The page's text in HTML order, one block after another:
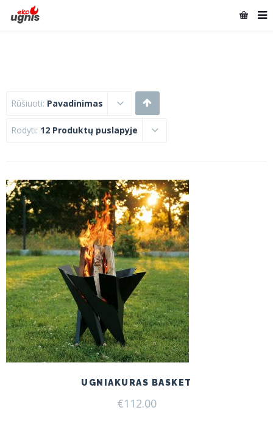
Rūšiuoti: Pavadinimas
Rodyti: 12 Produktų puslapyje
UGNIAKURAS BASKET
€112.00